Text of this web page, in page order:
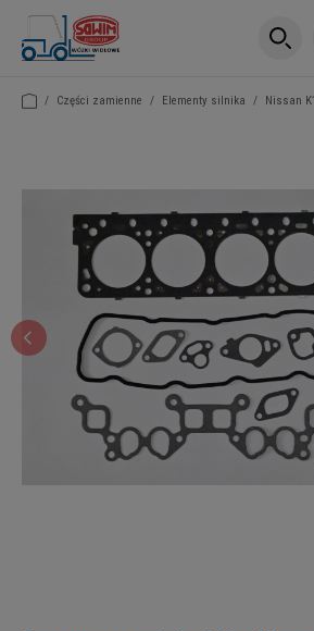
/ Części zamienne / Elementy silnika / Nissan